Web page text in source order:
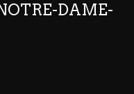
DAME-